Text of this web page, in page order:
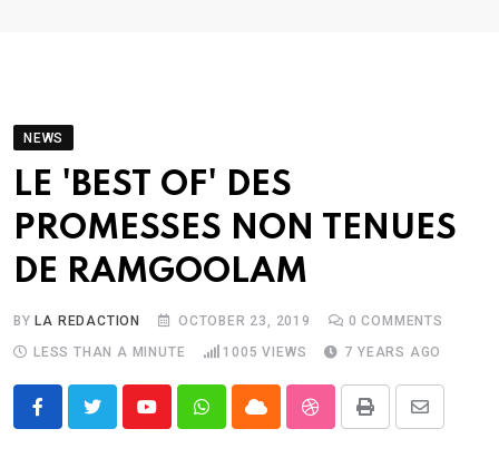
NEWS
LE 'BEST OF' DES
PROMESSES NON TENUES
DE RAMGOOLAM
BYLA REDACTION OCTOBER 23, 2019 0 COMMENTS
LESS THAN A MINUTE
1005 VIEWS 7 YEARS AGO
YoutubeWhatsappCloud StumbleUpon
Print
Share